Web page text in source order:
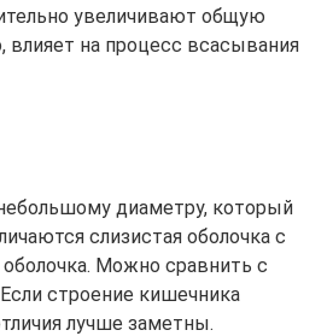
увеличивают общую
влияет на процесс всасывания
диаметру, который
слизистая оболочка с
Можно сравнить с
строение кишечника
лучше заметны.